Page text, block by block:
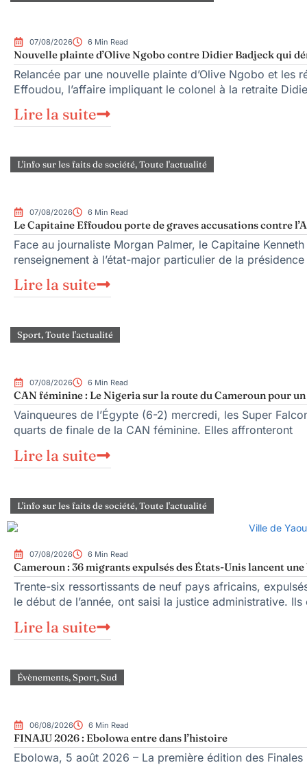
07/08/2026 6 Min Read
Nouvelle plainte d’Olive Ngobo contre Didier Badjeck qui
Relancée par une nouvelle plainte d’Olive Ngobo et les
Effoudou, l’affaire impliquant le colonel à la retraite
Lire la suite
L'info sur les faits de société,Toute l'actualité
07/08/2026 6 Min Read
Le Capitaine Effoudou porte de graves accusations contre
Face au journaliste Morgan Palmer, le Capitaine
renseignement à l’état-major particulier de la
Lire la suite
Sport,Toute l'actualité
07/08/2026 6 Min Read
CAN féminine : Le Nigeria sur la route du Cameroun pour
Vainqueures de l’Égypte (6-2) mercredi, les Super
quarts de finale de la CAN féminine. Elles affronteront
Lire la suite
L'info sur les faits de société,Toute l'actualité
07/08/2026 6 Min Read
Cameroun : 36 migrants expulsés des États-Unis lancent
Trente-six ressortissants de neuf pays africains,
le début de l’année, ont saisi la justice administrative. Ils
Lire la suite
Évènements,Sport,Sud
06/08/2026 6 Min Read
FINAJU 2026 : Ebolowa entre dans l’histoire
Ebolowa, 5 août 2026 – La première édition des